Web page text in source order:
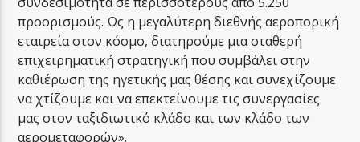
προορισμούς. Ως η μεγαλύτερη διεθνής αεροπορική
εταιρεία στον κόσμο, διατηρούμε μια σταθερή
επιχειρηματική στρατηγική που συμβάλει στην
καθιέρωση της ηγετικής μας θέσης και συνεχίζουμε
να χτίζουμε και να επεκτείνουμε τις συνεργασίες
μας στον ταξιδιωτικό κλάδο και των κλάδο των
αερομεταφορών».